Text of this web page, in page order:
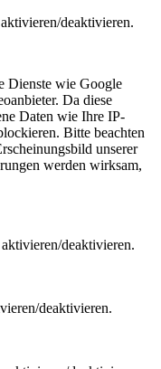
deaktivieren.
Dienste wie Google
Da diese
Daten wie Ihre IP-
Bitte beachten
unserer
werden wirksam,
deaktivieren.
deaktivieren.